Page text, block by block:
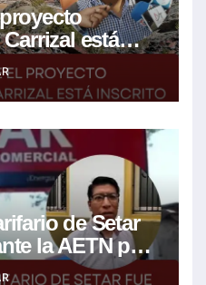
está
de Desarrollo
de Setar
la AETN para